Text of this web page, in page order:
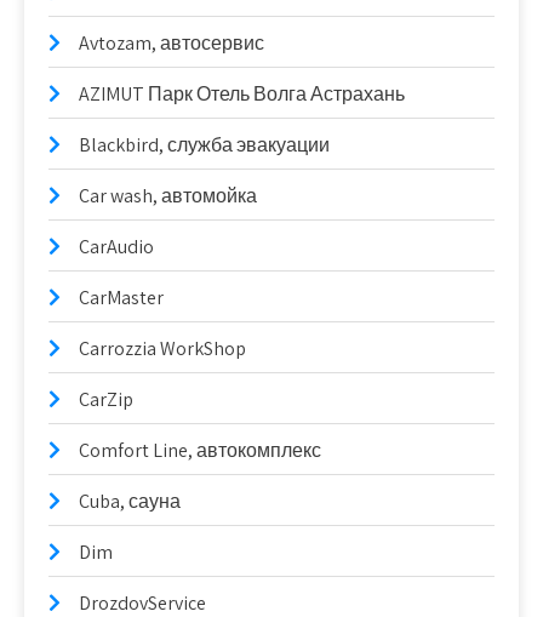
Avtozam, автосервис
AZIMUT Парк Отель Волга Астрахань
Blackbird, служба эвакуации
Car wash, автомойка
CarAudio
CarMaster
Carrozzia WorkShop
CarZip
Comfort Line, автокомплекс
Cuba, сауна
Dim
DrozdovService